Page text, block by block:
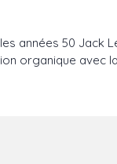
années 50 Jack
organique avec